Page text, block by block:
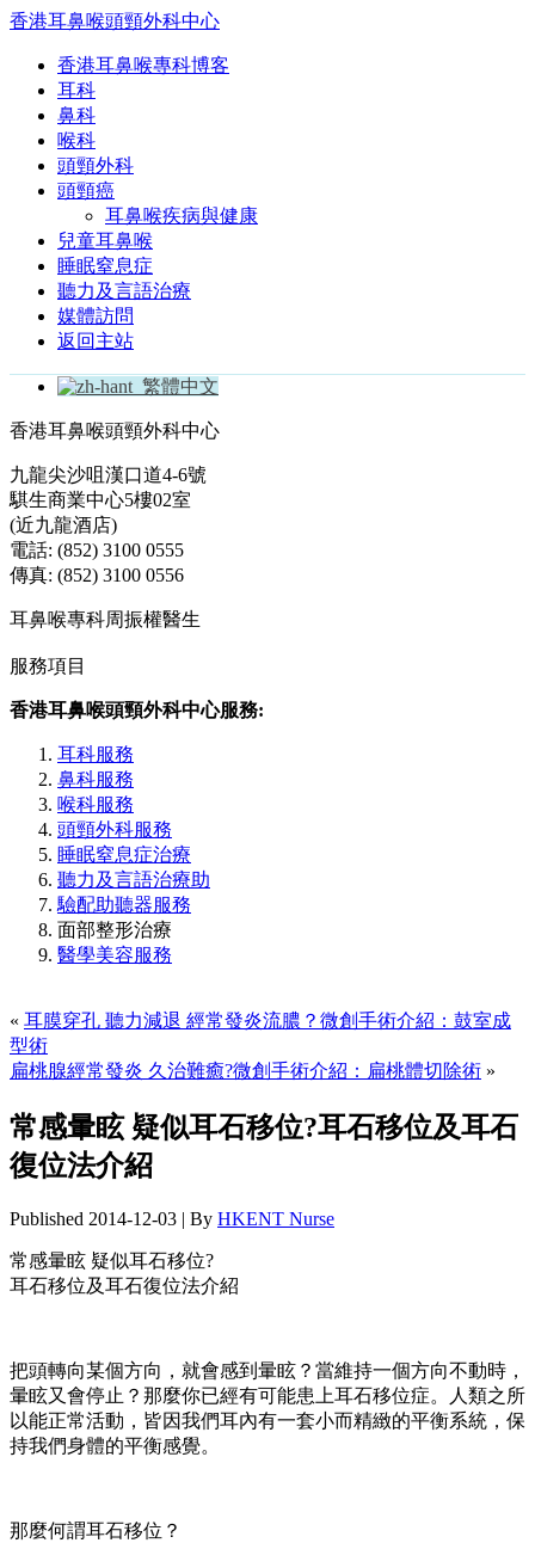
香港耳鼻喉頭頸外科中心
香港耳鼻喉專科博客
耳科
鼻科
喉科
頭頸外科
頭頸癌
耳鼻喉疾病與健康
兒童耳鼻喉
睡眠窒息症
聽力及言語治療
媒體訪問
返回主站
繁體中文
香港耳鼻喉頭頸外科中心
九龍尖沙咀漢口道4-6號
騏生商業中心5樓02室
(近九龍酒店)
電話: (852) 3100 0555
傳真: (852) 3100 0556
耳鼻喉專科周振權醫生
服務項目
香港耳鼻喉頭頸外科中心服務:
耳科服務
鼻科服務
喉科服務
頭頸外科服務
睡眠窒息症治療
聽力及言語治療助
驗配助聽器服務
面部整形治療
醫學美容服務
« 耳膜穿孔 聽力減退 經常發炎流膿？微創手術介紹：鼓室成
型術
扁桃腺經常發炎 久治難癒?微創手術介紹：扁桃體切除術 »
常感暈眩 疑似耳石移位?耳石移位及耳石
復位法介紹
Published 2014-12-03 | By HKENT Nurse
常感暈眩 疑似耳石移位?
耳石移位及耳石復位法介紹
把頭轉向某個方向，就會感到暈眩？當維持一個方向不動時，
暈眩又會停止？那麼你已經有可能患上耳石移位症。人類之所
以能正常活動，皆因我們耳內有一套小而精緻的平衡系統，保
持我們身體的平衡感覺。
那麼何謂耳石移位？